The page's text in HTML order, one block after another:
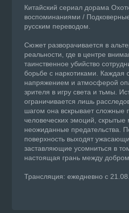
Китайский сериал дорама
воспоминаниями /
русским переводом.
Сюжет разворачивается в
реальности, где в центре
таинственное убийство
борьбе с наркотиками. Каждая
напряжением и атмосферой
зрителя в игру света и тьмы.
ограничивается лишь
шагом она вскрывает сложные
человеческих эмоций, скрытые
неожиданные предательства.
поверхность выходят
заставляющие усомниться в
настоящая грань между
Трансляция: ежедневно с